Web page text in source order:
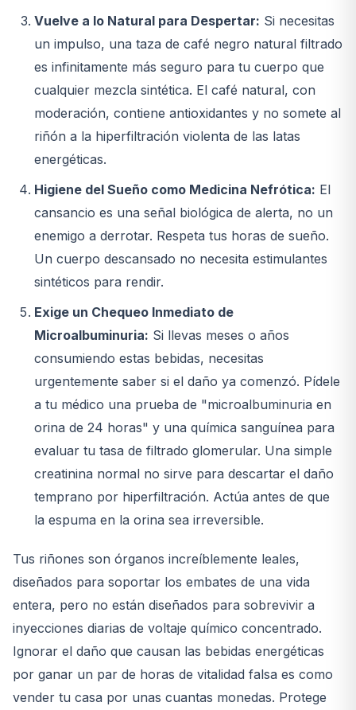
Vuelve a lo Natural para Despertar: Si necesitas
un impulso, una taza de café negro natural filtrado
es infinitamente más seguro para tu cuerpo que
cualquier mezcla sintética. El café natural, con
moderación, contiene antioxidantes y no somete al
riñón a la hiperfiltración violenta de las latas
energéticas.
Higiene del Sueño como Medicina Nefrótica: El
cansancio es una señal biológica de alerta, no un
enemigo a derrotar. Respeta tus horas de sueño.
Un cuerpo descansado no necesita estimulantes
sintéticos para rendir.
Exige un Chequeo Inmediato de
Microalbuminuria: Si llevas meses o años
consumiendo estas bebidas, necesitas
urgentemente saber si el daño ya comenzó. Pídele
a tu médico una prueba de "microalbuminuria en
orina de 24 horas" y una química sanguínea para
evaluar tu tasa de filtrado glomerular. Una simple
creatinina normal no sirve para descartar el daño
temprano por hiperfiltración. Actúa antes de que
la espuma en la orina sea irreversible.
Tus riñones son órganos increíblemente leales,
diseñados para soportar los embates de una vida
entera, pero no están diseñados para sobrevivir a
inyecciones diarias de voltaje químico concentrado.
Ignorar el daño que causan las bebidas energéticas
por ganar un par de horas de vitalidad falsa es como
vender tu casa por unas cuantas monedas. Protege